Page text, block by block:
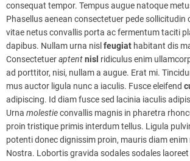
consequat tempor. Tempus augue natoque
Phasellus aenean consectetuer pede
vitae netus convallis porta ac fermentum taciti
dapibus. Nullam urna nisl feugiat habitant dis
Consectetueraptentnisl ridiculus enim
ad porttitor, nisi, nullam a augue. Erat mi.
mus auctor ligula nunc a iaculis. Fusce eleifend
adipiscing. Id diam fusce sed lacinia iaculis
Urna molestieconvallis magnis in pharetra
proin tristique primis interdum tellus. Ligula
potenti donec dignissim proin, mauris diam enim
Nostra. Lobortis gravida sodales sodales